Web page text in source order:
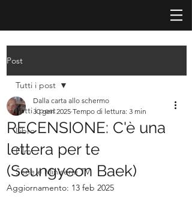
Post
Tutti i post
Libro
Film
Serie e Miniserie TV
Tutti i post
RECENSIONE: C'è una
lettera per te
(Seungyeon Baek)
Dalla carta allo schermo
30 gen 2025 Tempo di lettura: 3 min
Aggiornamento: 13 feb 2025